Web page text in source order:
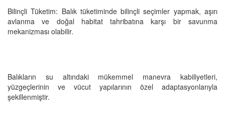
Bilinçli Tüketim: Balık tüketiminde bilinçli seçimler yapmak, aşırı
avlanma ve doğal habitat tahribatına karşı bir savunma
mekanizması olabilir.
Balıkların su altındaki mükemmel manevra kabiliyetleri,
yüzgeçlerinin ve vücut yapılarının özel adaptasyonlarıyla
şekillenmiştir.